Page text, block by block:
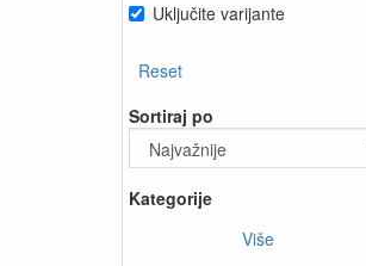
Uključite varijante
Reset
Sortiraj po
Kategorije
Više